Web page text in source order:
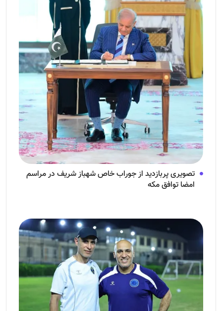
تصویری پربازدید از جوراب‌ خاص شهباز شریف در مراسم
امضا توافق‌ مکه